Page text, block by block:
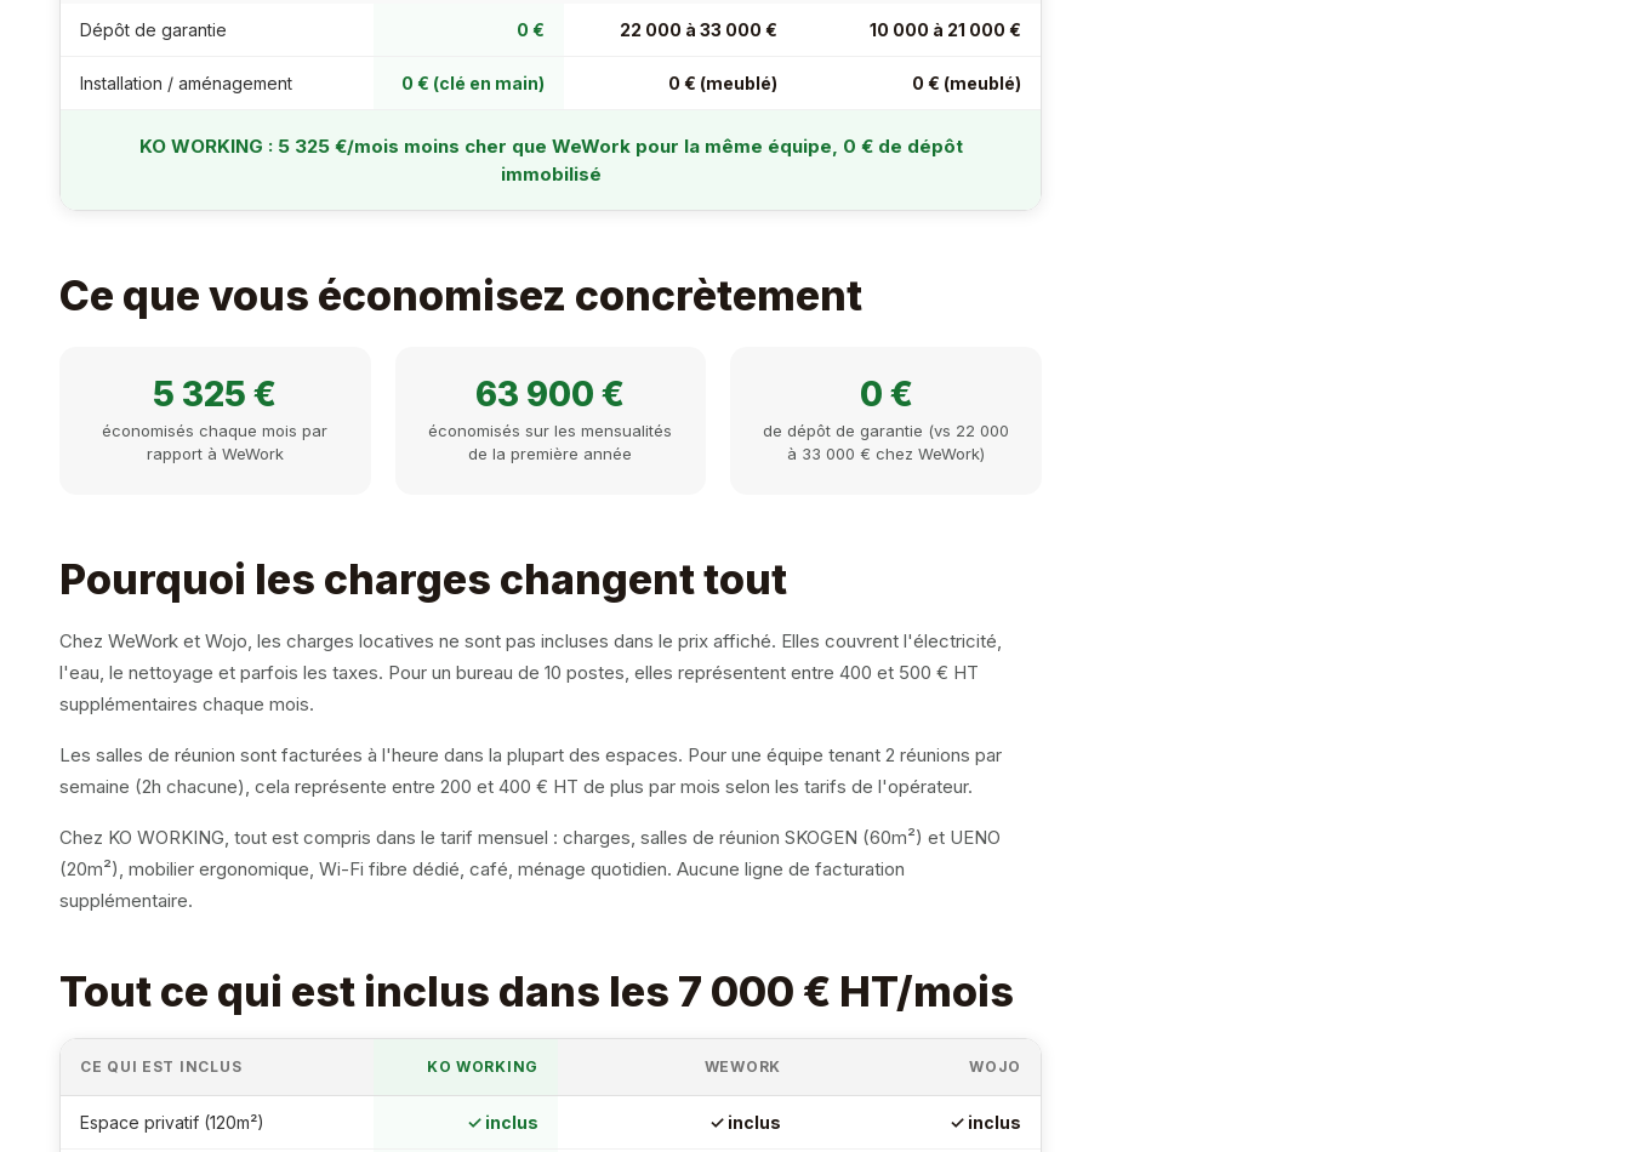
Dépôt de garantie 0 € 22 000 à 33 000 € 10 000 à 21 000 €
Installation / aménagement 0 € (clé en main) 0 € (meublé) 0 € (meublé)
KO WORKING : 5 325 €/mois moins cher que WeWork pour la même équipe, 0 € de dépôt
immobilisé
Ce que vous économisez concrètement
5 325 €
économisés chaque mois par
rapport à WeWork
63 900 €
économisés sur les mensualités
de la première année
0 €
de dépôt de garantie (vs 22 000
à 33 000 € chez WeWork)
Pourquoi les charges changent tout
Chez WeWork et Wojo, les charges locatives ne sont pas incluses dans le prix affiché. Elles couvrent l'électricité,
l'eau, le nettoyage et parfois les taxes. Pour un bureau de 10 postes, elles représentent entre 400 et 500 € HT
supplémentaires chaque mois.
Les salles de réunion sont facturées à l'heure dans la plupart des espaces. Pour une équipe tenant 2 réunions par
semaine (2h chacune), cela représente entre 200 et 400 € HT de plus par mois selon les tarifs de l'opérateur.
Chez KO WORKING, tout est compris dans le tarif mensuel : charges, salles de réunion SKOGEN (60m²) et UENO
(20m²), mobilier ergonomique, Wi-Fi fibre dédié, café, ménage quotidien. Aucune ligne de facturation
supplémentaire.
Tout ce qui est inclus dans les 7 000 € HT/mois
CE QUI EST INCLUS KO WORKING WEWORK WOJO
Espace privatif (120m²) ✓ inclus ✓ inclus ✓ inclus